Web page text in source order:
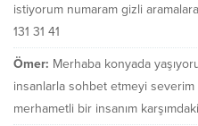
istiyorum numaram gizli
131 31 41
Ömer: Merhaba konyada
insanlarla sohbet etmeyi severim
merhametli bir insanım